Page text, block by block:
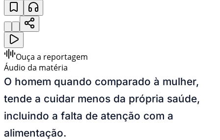
Ouça a reportagem
Áudio da matéria
O homem quando comparado à mulher,
tende a cuidar menos da própria saúde,
incluindo a falta de atenção com a
alimentação.